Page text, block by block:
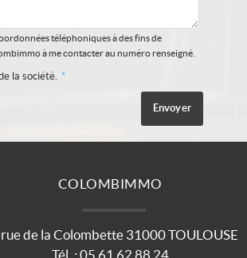
téléphoniques à des fins de
à me contacter au numéro renseigné.
la société. *
COLOMBIMMO
de la Colombette 31000TOULOUSE
Tél. : 05 61 62 88 24